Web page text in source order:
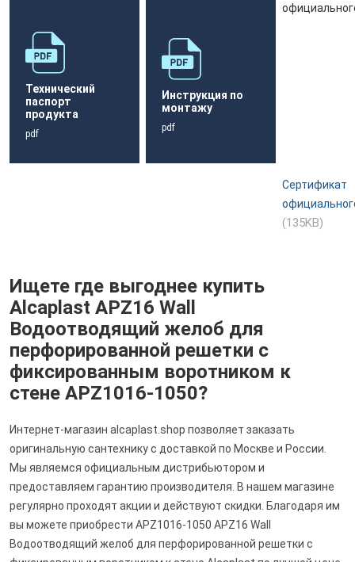
Технический
паспорт
продукта
pdf
Инструкция по
монтажу
pdf
Сертификат
(135KB)
Ищете где выгоднее купить
Alcaplast APZ16 Wall
Водоотводящий желоб для
перфорированной решетки с
фиксированным воротником к
стене APZ1016-1050?
Интернет-магазин alcaplast.shop позволяет заказать
оригинальную сантехнику с доставкой по Москве и России.
Мы являемся официальным дистрибьютором и
предоставляем гарантию производителя. В нашем магазине
регулярно проходят акции и действуют скидки. Благодаря им
вы можете приобрести APZ1016-1050 APZ16 Wall
Водоотводящий желоб для перфорированной решетки с